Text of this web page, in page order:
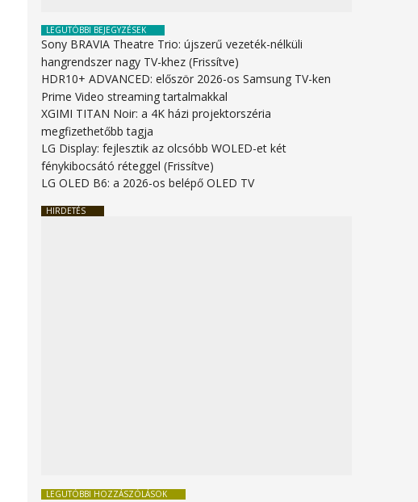
LEGUTÓBBI BEJEGYZÉSEK
Sony BRAVIA Theatre Trio: újszerű vezeték-nélküli
hangrendszer nagy TV-khez (Frissítve)
HDR10+ ADVANCED: először 2026-os Samsung TV-ken
Prime Video streaming tartalmakkal
XGIMI TITAN Noir: a 4K házi projektorszéria
megfizethetőbb tagja
LG Display: fejlesztik az olcsóbb WOLED-et két
fénykibocsátó réteggel (Frissítve)
LG OLED B6: a 2026-os belépő OLED TV
HIRDETÉS
LEGUTÓBBI HOZZÁSZÓLÁSOK